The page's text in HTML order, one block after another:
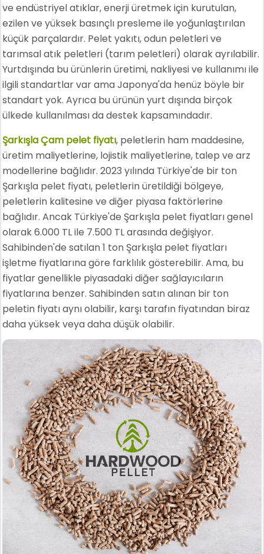
ve endüstriyel atıklar, enerji üretmek için kurutulan,
ezilen ve yüksek basınçlı presleme ile yoğunlaştırılan
küçük parçalardır. Pelet yakıtı, odun peletleri ve
tarımsal atık peletleri (tarım peletleri) olarak ayrılabilir.
Yurtdışında bu ürünlerin üretimi, nakliyesi ve kullanımı ile
ilgili standartlar var ama Japonya'da henüz böyle bir
standart yok. Ayrıca bu ürünün yurt dışında birçok
ülkede kullanılması da destek kapsamındadır.
Şarkışla Çam pelet fiyatı, peletlerin ham maddesine,
üretim maliyetlerine, lojistik maliyetlerine, talep ve arz
modellerine bağlıdır. 2023 yılında Türkiye'de bir ton
Şarkışla pelet fiyatı, peletlerin üretildiği bölgeye,
peletlerin kalitesine ve diğer piyasa faktörlerine
bağlıdır. Ancak Türkiye'de Şarkışla pelet fiyatları genel
olarak 6.000 TL ile 7.500 TL arasında değişiyor.
Sahibinden'de satılan 1 ton Şarkışla pelet fiyatları
işletme fiyatlarına göre farklılık gösterebilir. Ama, bu
fiyatlar genellikle piyasadaki diğer sağlayıcıların
fiyatlarına benzer. Sahibinden satın alınan bir ton
peletin fiyatı aynı olabilir, karşı tarafın fiyatından biraz
daha yüksek veya daha düşük olabilir.